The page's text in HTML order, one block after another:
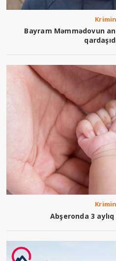
Bayram Məmmədovun
Abşeronda 3